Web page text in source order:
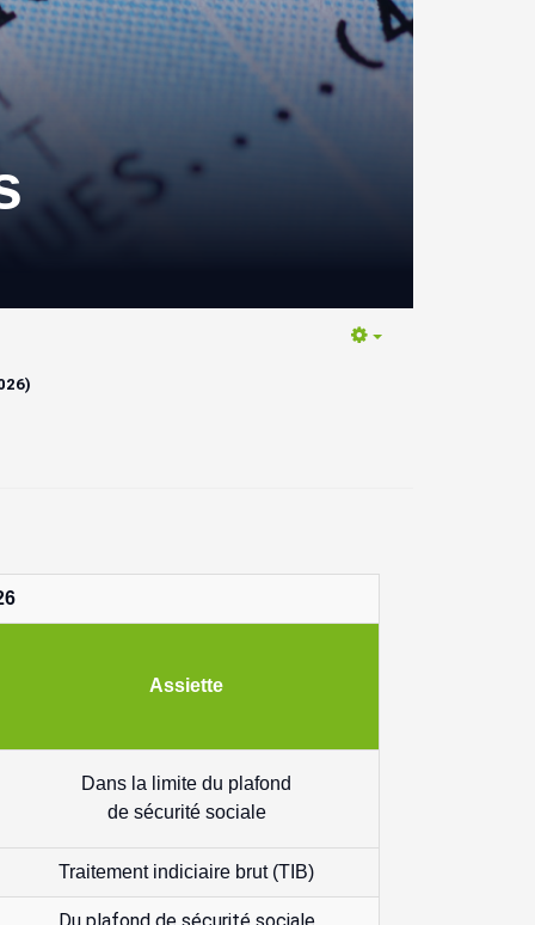
Assiette
Dans la limite du plafond
de sécurité sociale
Traitement indiciaire brut (TIB)